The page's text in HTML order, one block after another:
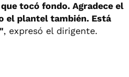
tocó fondo. Agradece el
el plantel también. Está
, expresó el dirigente.